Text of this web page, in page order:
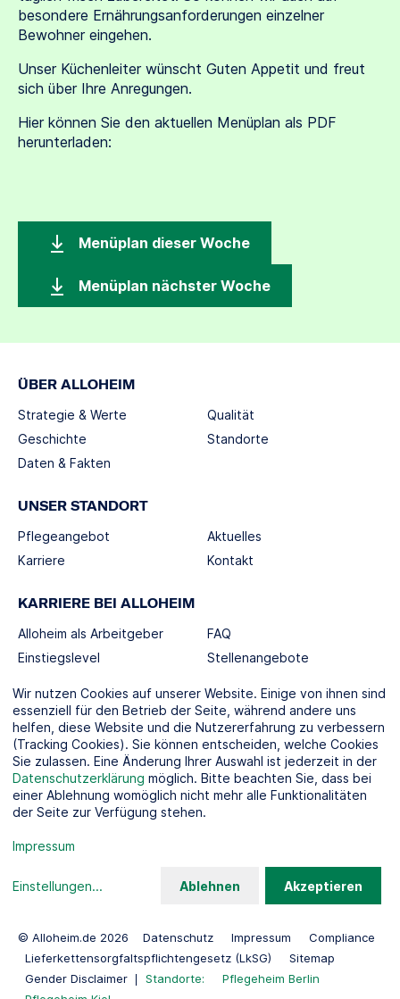
besondere Ernährungsanforderungen einzelner
Bewohner eingehen.
Unser Küchenleiter wünscht Guten Appetit und freut
sich über Ihre Anregungen.
Hier können Sie den aktuellen Menüplan als PDF
herunterladen:
Menüplan dieser Woche
Menüplan nächster Woche
ÜBER ALLOHEIM
Strategie & Werte
Geschichte
Daten & Fakten
Qualität
Standorte
UNSER STANDORT
Pflegeangebot
Karriere
Aktuelles
Kontakt
KARRIERE BEI ALLOHEIM
Alloheim als Arbeitgeber
Einstiegslevel
FAQ
Stellenangebote
SOCIAL MEDIA
KOOPERATIONSPARTNER
© Alloheim.de 2026 Datenschutz Impressum
Compliance
Lieferkettensorgfaltspflichtengesetz (LkSG)
Sitemap
Gender Disclaimer
Standorte:
Pflegeheim Berlin
Wir nutzen Cookies auf unserer Website. Einige von ihnen sind
essenziell für den Betrieb der Seite, während andere uns
helfen, diese Website und die Nutzererfahrung zu verbessern
(Tracking Cookies). Sie können entscheiden, welche Cookies
Sie zulassen. Eine Änderung Ihrer Auswahl ist jederzeit in der
Datenschutzerklärung möglich. Bitte beachten Sie, dass bei
einer Ablehnung womöglich nicht mehr alle Funktionalitäten
der Seite zur Verfügung stehen.
Impressum
Einstellungen... Ablehnen Akzeptieren